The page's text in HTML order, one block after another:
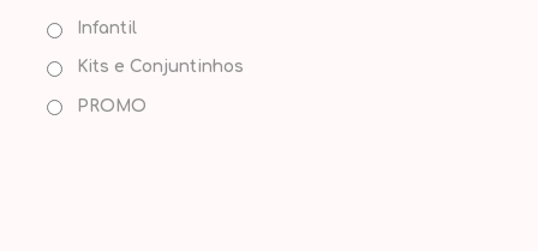
Infantil
Kits e Conjuntinhos
PROMO